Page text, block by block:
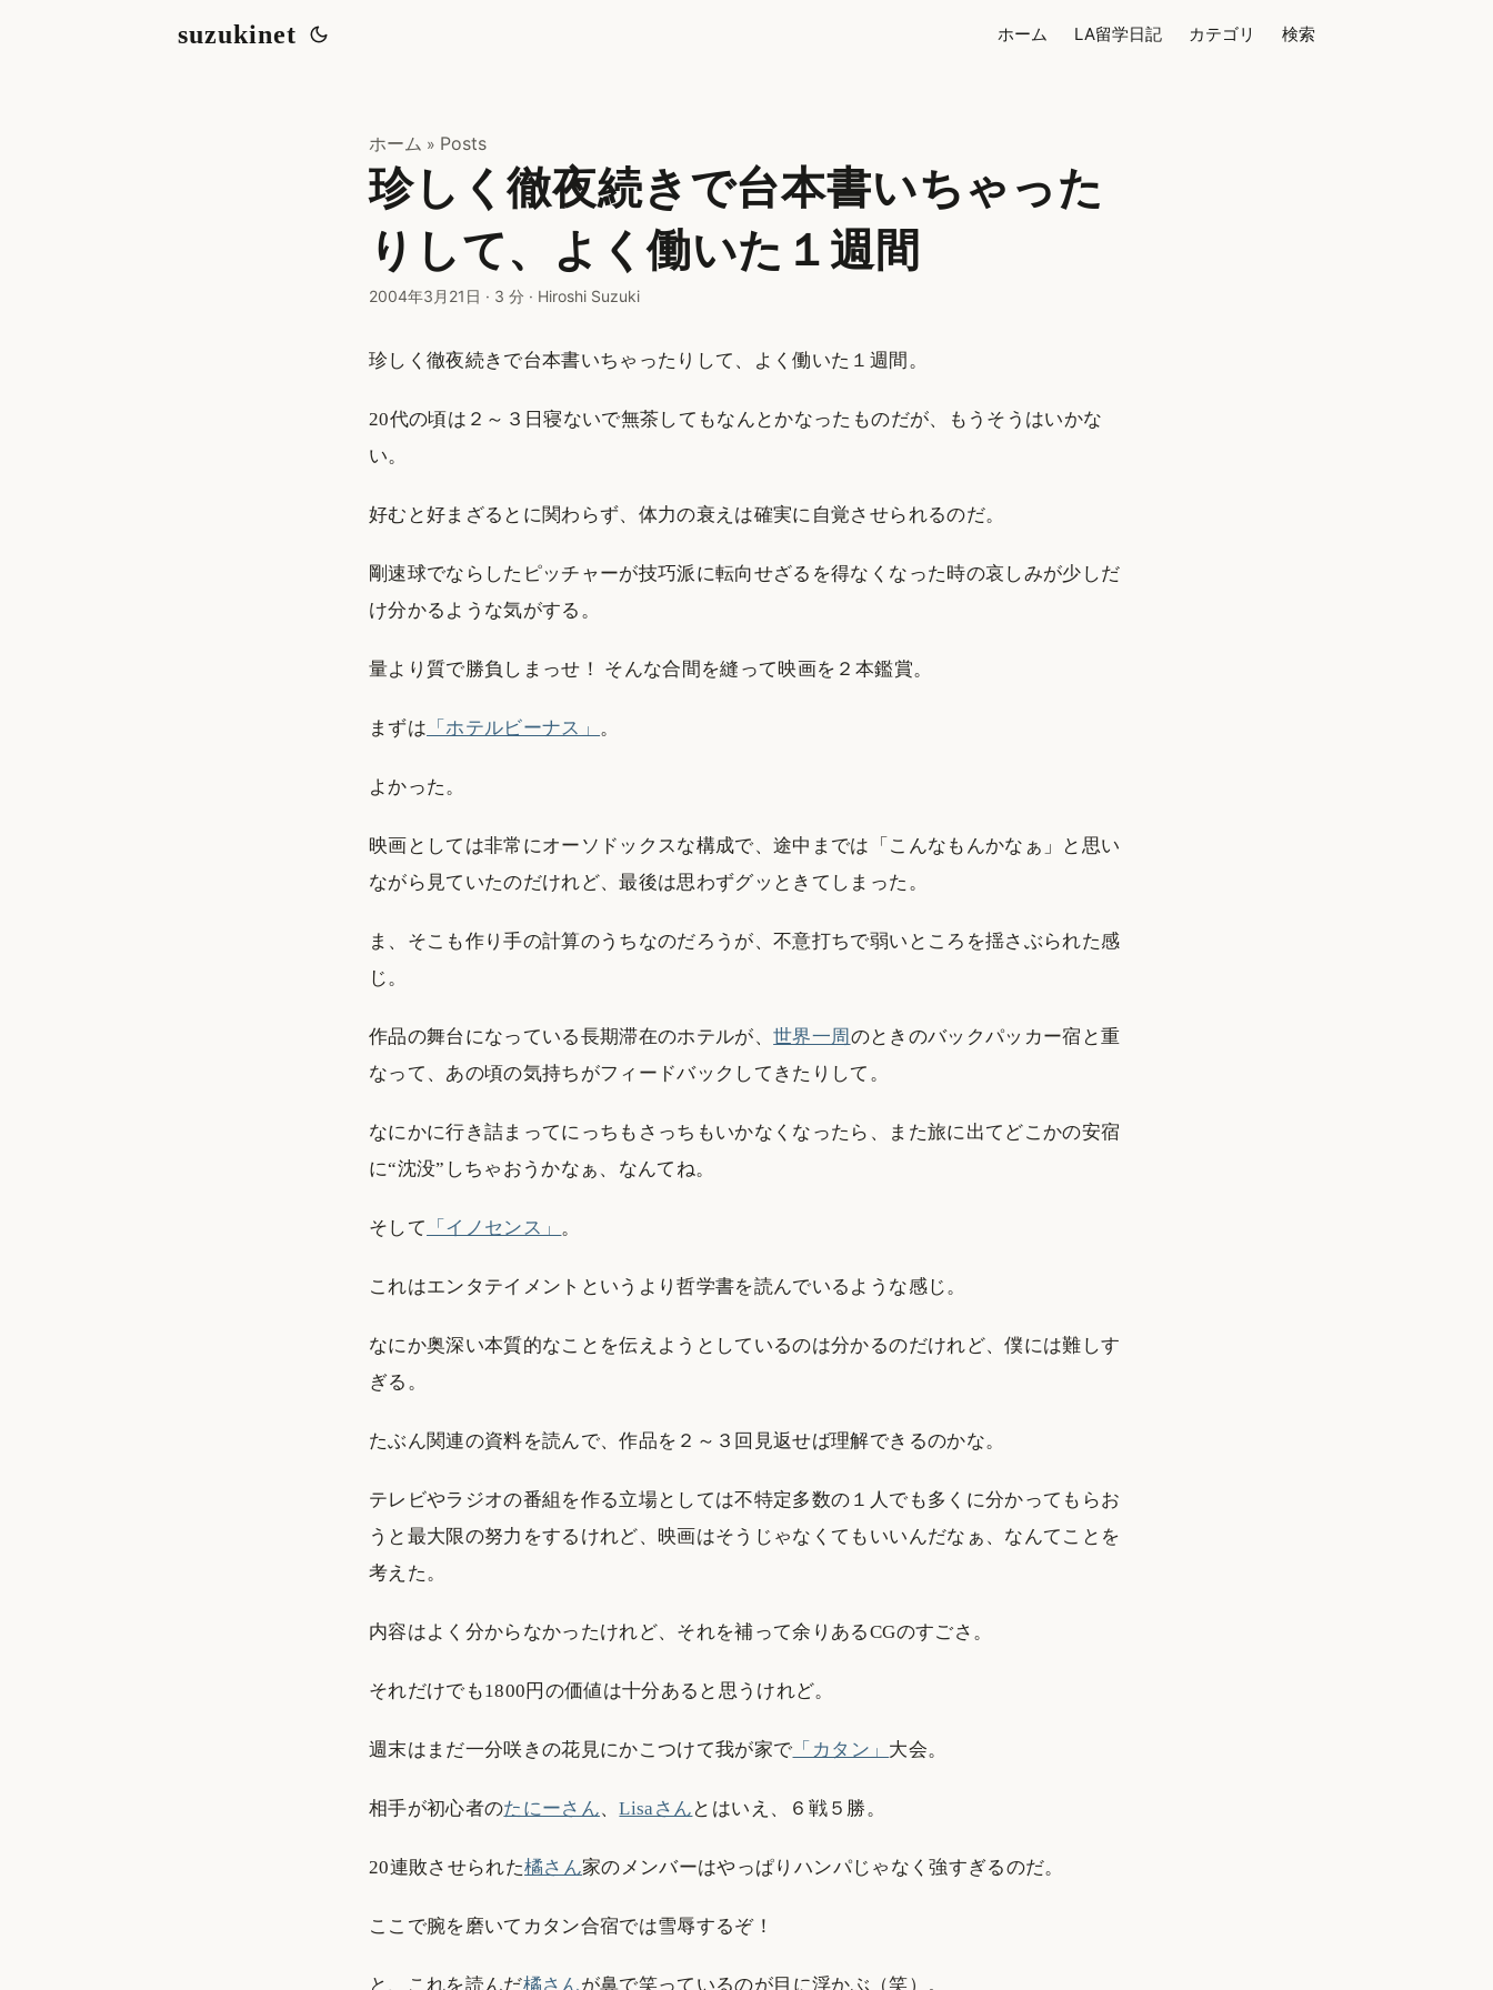
suzukinet ホーム LA留学日記 カテゴリ 検索
ホーム » Posts
珍しく徹夜続きで台本書いちゃった
りして、よく働いた１週間
2004年3月21日 · 3 分 · Hiroshi Suzuki
珍しく徹夜続きで台本書いちゃったりして、よく働いた１週間。
20代の頃は２～３日寝ないで無茶してもなんとかなったものだが、もうそうはいかな
い。
好むと好まざるとに関わらず、体力の衰えは確実に自覚させられるのだ。
剛速球でならしたピッチャーが技巧派に転向せざるを得なくなった時の哀しみが少しだ
け分かるような気がする。
量より質で勝負しまっせ！ そんな合間を縫って映画を２本鑑賞。
まずは 「ホテルビーナス」 。
よかった。
映画としては非常にオーソドックスな構成で、途中までは「こんなもんかなぁ」と思い
ながら見ていたのだけれど、最後は思わずグッときてしまった。
ま、そこも作り手の計算のうちなのだろうが、不意打ちで弱いところを揺さぶられた感
じ。
作品の舞台になっている長期滞在のホテルが、世界一周 のときのバックパッカー宿と重
なって、あの頃の気持ちがフィードバックしてきたりして。
なにかに行き詰まってにっちもさっちもいかなくなったら、また旅に出てどこかの安宿
に“沈没”しちゃおうかなぁ、なんてね。
そして 「イノセンス」 。
これはエンタテイメントというより哲学書を読んでいるような感じ。
なにか奥深い本質的なことを伝えようとしているのは分かるのだけれど、僕には難しす
ぎる。
たぶん関連の資料を読んで、作品を２～３回見返せば理解できるのかな。
テレビやラジオの番組を作る立場としては不特定多数の１人でも多くに分かってもらお
うと最大限の努力をするけれど、映画はそうじゃなくてもいいんだなぁ、なんてことを
考えた。
内容はよく分からなかったけれど、それを補って余りあるCGのすごさ。
それだけでも1800円の価値は十分あると思うけれど。
週末はまだ一分咲きの花見にかこつけて我が家で 「カタン」 大会。
相手が初心者のたにーさん、Lisaさん とはいえ、６戦５勝。
20連敗させられた橘さん家のメンバーはやっぱりハンパじゃなく強すぎるのだ。
ここで腕を磨いてカタン合宿では雪辱するぞ！
と、これを読んだ橘さんが鼻で笑っているのが目に浮かぶ（笑）。